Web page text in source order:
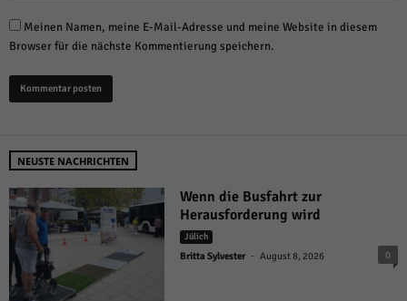
Meinen Namen, meine E-Mail-Adresse und meine Website in diesem
Browser für die nächste Kommentierung speichern.
NEUSTE NACHRICHTEN
Wenn die Busfahrt zur
Herausforderung wird
Jülich
Britta Sylvester - August 8, 2026 0